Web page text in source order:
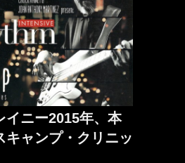
イニー2015年、本
キャンプ・クリニッ